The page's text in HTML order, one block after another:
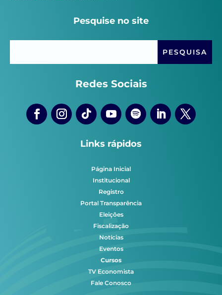
Pesquise no site
Redes Sociais
Links rápidos
Página Inicial
Institucional
Registro
Portal Transparência
Eleições
Fiscalização
Notícias
Eventos
Cursos
TV Economista
Fale Conosco